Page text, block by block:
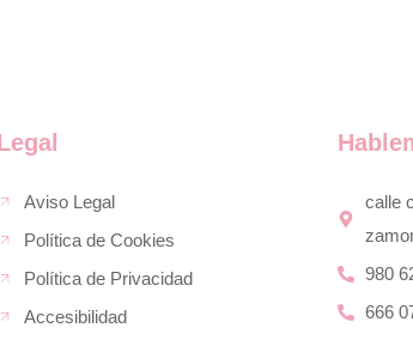
Aviso Legal
Política de Cookies
Política de Privacidad
Accesibilidad
calle
980
666